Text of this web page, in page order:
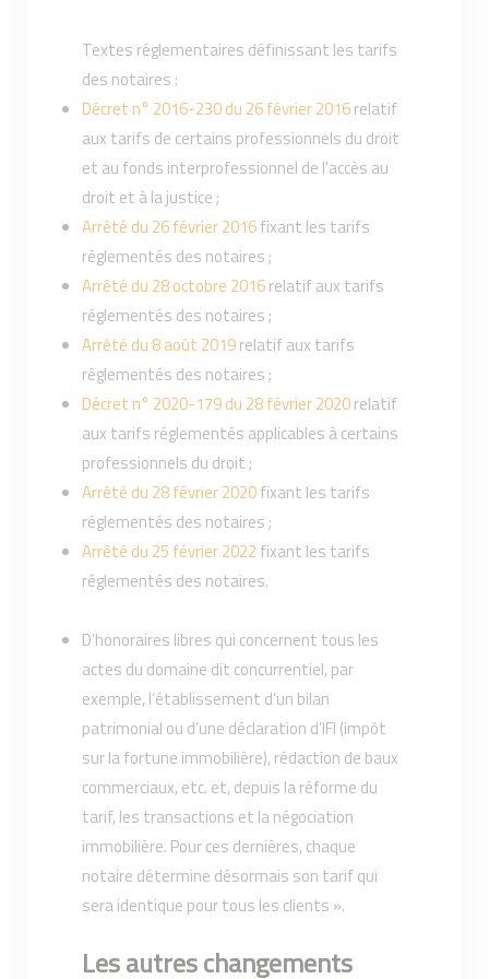
Textes réglementaires définissant les tarifs
des notaires :
Décret n° 2016-230 du 26 février 2016relatif
aux tarifs de certains professionnels du droit
et au fonds interprofessionnel de l'accès au
droit et à la justice ;
Arrêté du 26 février 2016fixant les tarifs
réglementés des notaires ;
Arrêté du 28 octobre 2016relatif aux tarifs
réglementés des notaires ;
Arrêté du 8 août 2019relatif aux tarifs
réglementés des notaires ;
Décret n° 2020-179 du 28 février 2020relatif
aux tarifs réglementés applicables à certains
professionnels du droit ;
Arrêté du 28 février 2020fixant les tarifs
réglementés des notaires ;
Arrêté du 25 février 2022 fixant les tarifs
réglementés des notaires.
D’honoraires libres qui concernent tous les
actes du domaine dit concurrentiel, par
exemple, l’établissement d’un bilan
patrimonial ou d’une déclaration d’IFI (impôt
sur la fortune immobilière), rédaction de baux
commerciaux, etc. et, depuis la réforme du
tarif, les transactions et la négociation
immobilière. Pour ces dernières, chaque
notaire détermine désormais son tarif qui
sera identique pour tous les clients ».
Les autres changements